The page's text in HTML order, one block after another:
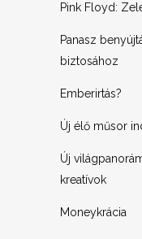
Pink Floyd:
Panasz
biztosához
Emberirtás?
Új élő műsor
Új
kreatívok
Moneykrácia